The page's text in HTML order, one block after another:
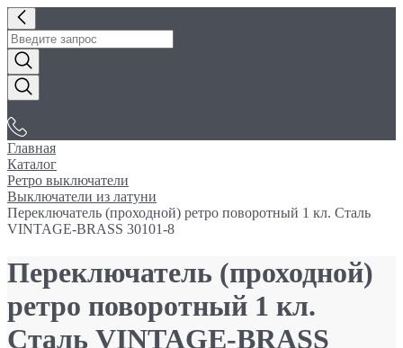
Главная
Каталог
Ретро выключатели
Выключатели из латуни
Переключатель (проходной) ретро поворотный 1 кл. Сталь
VINTAGE-BRASS 30101-8
Переключатель (проходной)
ретро поворотный 1 кл.
Сталь VINTAGE-BRASS